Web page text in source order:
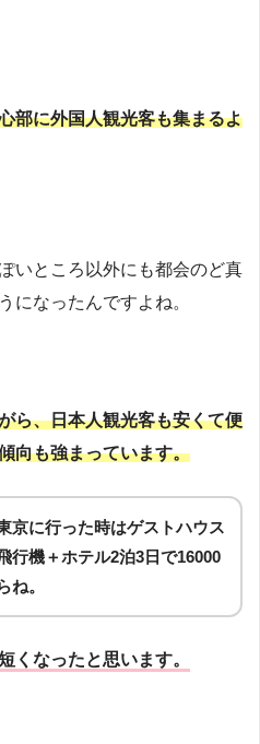
部に外国人観光客も集まるよ
いところ以外にも都会のど真
になったんですよね。
ら、日本人観光客も安くて便
向も強まっています。
京に行った時はゲストハウス
行機＋ホテル2泊3日で16000
ね。
くなったと思います。